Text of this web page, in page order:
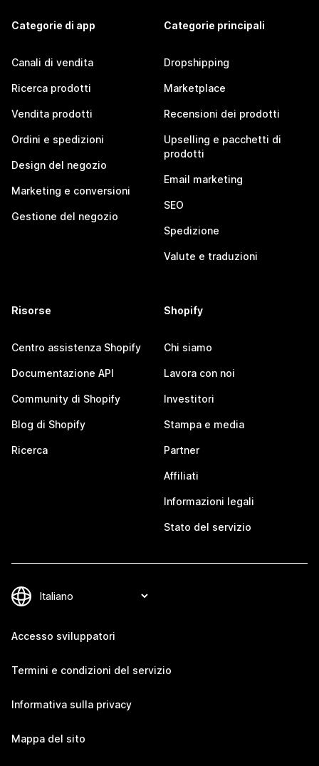
Categorie di app
Canali di vendita
Ricerca prodotti
Vendita prodotti
Ordini e spedizioni
Design del negozio
Marketing e conversioni
Gestione del negozio
Categorie principali
Dropshipping
Marketplace
Recensioni dei prodotti
Upselling e pacchetti di
prodotti
Email marketing
SEO
Spedizione
Valute e traduzioni
Risorse
Centro assistenza Shopify
Documentazione API
Community di Shopify
Blog di Shopify
Ricerca
Shopify
Chi siamo
Lavora con noi
Investitori
Stampa e media
Partner
Affiliati
Informazioni legali
Stato del servizio
Accesso sviluppatori
Termini e condizioni del servizio
Informativa sulla privacy
Mappa del sito